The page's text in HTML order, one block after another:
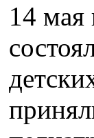
14 мая